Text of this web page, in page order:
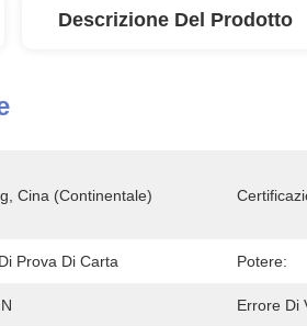
Descrizione Del Prodotto
Cina (continentale)
Prova Di Carta Potere:
Errore Di